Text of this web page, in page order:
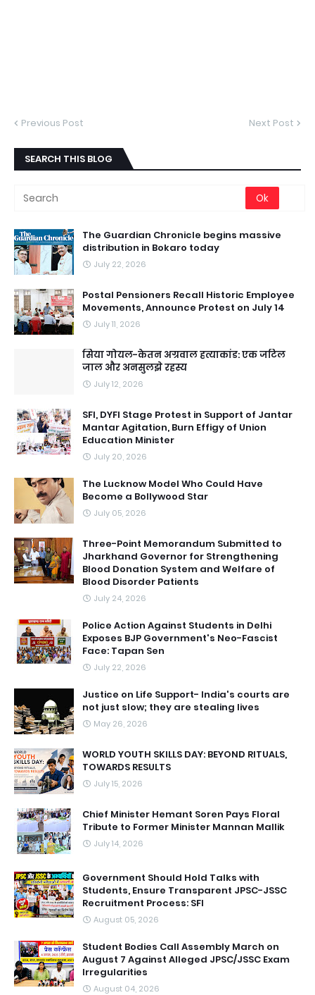
Previous Post Next Post
SEARCH THIS BLOG
The Guardian Chronicle begins massive
distribution in Bokaro today
July 22, 2026
Postal Pensioners Recall Historic Employee
Movements, Announce Protest on July 14
July 11, 2026
सिया गोयल-केतन अग्रवाल हत्याकांड: एक जटिल
जाल और अनसुलझे रहस्य
July 12, 2026
SFI, DYFI Stage Protest in Support of Jantar
Mantar Agitation, Burn Effigy of Union
Education Minister
July 20, 2026
The Lucknow Model Who Could Have
Become a Bollywood Star
July 05, 2026
Three-Point Memorandum Submitted to
Jharkhand Governor for Strengthening
Blood Donation System and Welfare of
Blood Disorder Patients
July 24, 2026
Police Action Against Students in Delhi
Exposes BJP Government's Neo-Fascist
Face: Tapan Sen
July 22, 2026
Justice on Life Support- India's courts are
not just slow; they are stealing lives
May 26, 2026
WORLD YOUTH SKILLS DAY: BEYOND RITUALS,
TOWARDS RESULTS
July 15, 2026
Chief Minister Hemant Soren Pays Floral
Tribute to Former Minister Mannan Mallik
July 14, 2026
Government Should Hold Talks with
Students, Ensure Transparent JPSC-JSSC
Recruitment Process: SFI
August 05, 2026
Student Bodies Call Assembly March on
August 7 Against Alleged JPSC/JSSC Exam
Irregularities
August 04, 2026